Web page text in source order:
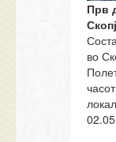
Прв
во